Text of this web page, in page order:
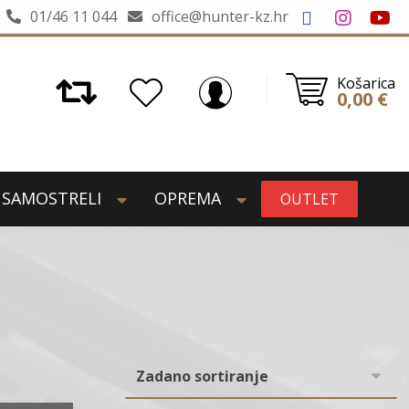
office@hunter-kz.hr
01/46 11 044
Košarica
0,00 €
SAMOSTRELI OPREMA OUTLET